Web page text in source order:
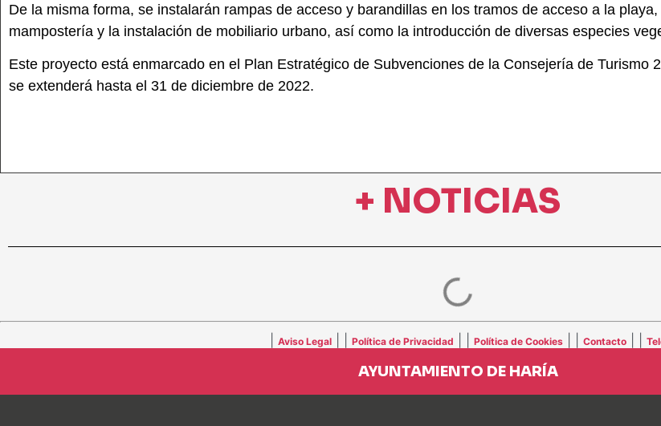
De la misma forma, se instalarán rampas de acceso y barandillas en los tramos de acceso a la
mampostería y la instalación de mobiliario urbano, así como la introducción de diversas especies
Este proyecto está enmarcado en el Plan Estratégico de Subvenciones de la Consejería de Turismo
se extenderá hasta el 31 de diciembre de 2022.
+ NOTICIAS
Aviso Legal Política de Privacidad Política de Cookies Contacto
AYUNTAMIENTO DE HARÍA